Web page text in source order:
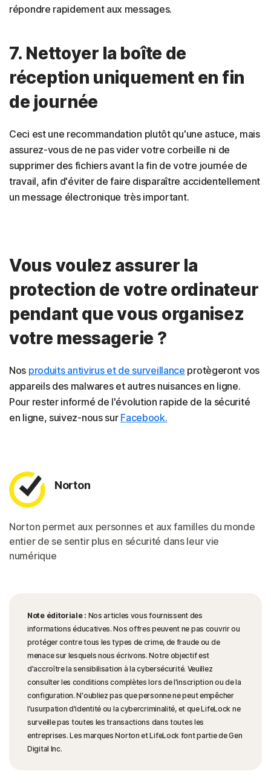
répondre rapidement aux messages.
7. Nettoyer la boîte de
réception uniquement en fin
de journée
Ceci est une recommandation plutôt qu'une astuce, mais
assurez-vous de ne pas vider votre corbeille ni de
supprimer des fichiers avant la fin de votre journée de
travail, afin d'éviter de faire disparaître accidentellement
un message électronique très important.
Vous voulez assurer la
protection de votre ordinateur
pendant que vous organisez
votre messagerie ?
Nos produits antivirus et de surveillance protègeront vos
appareils des malwares et autres nuisances en ligne.
Pour rester informé de l'évolution rapide de la sécurité
en ligne, suivez-nous sur Facebook.
Norton
Norton permet aux personnes et aux familles du monde
entier de se sentir plus en sécurité dans leur vie
numérique
Note éditoriale : Nos articles vous fournissent des
informations éducatives. Nos offres peuvent ne pas couvrir ou
protéger contre tous les types de crime, de fraude ou de
menace sur lesquels nous écrivons. Notre objectif est
d'accroître la sensibilisation à la cybersécurité. Veuillez
consulter les conditions complètes lors de l'inscription ou de la
configuration. N'oubliez pas que personne ne peut empêcher
l'usurpation d'identité ou la cybercriminalité, et que LifeLock ne
surveille pas toutes les transactions dans toutes les
entreprises. Les marques Norton et LifeLock font partie de Gen
Digital Inc.